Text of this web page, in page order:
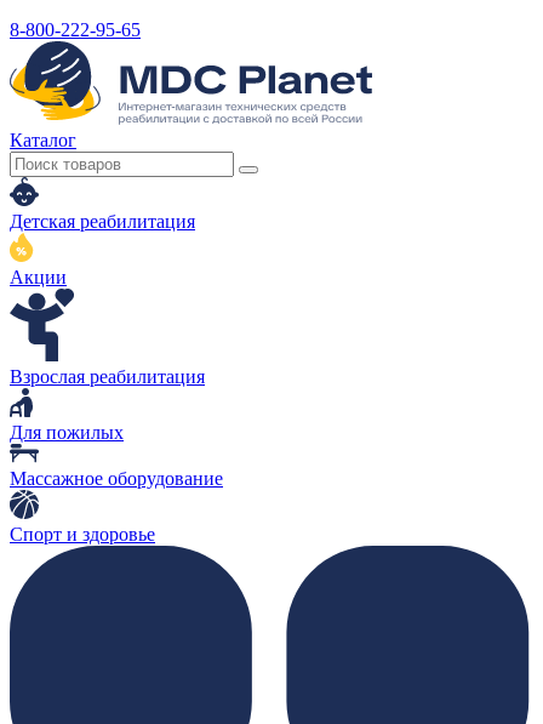
8-800-222-95-65
Каталог
Детская реабилитация
Акции
Взрослая реабилитация
Для пожилых
Массажное оборудование
Спорт и здоровье